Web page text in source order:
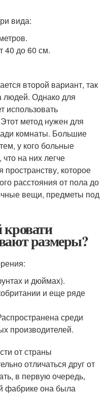
вида:
40 до 60 см.
второй вариант, так
людей. Однако для
использовать
метод нужен для
комнаты. Большие
у кого больные
на них легче
пространству, которое
расстояния от пола до
вещи, предметы под
кровати
размеры?
и дюймах).
и еще ряде
среди
производителей.
от страны
отличаться друг от
в первую очередь,
фабрике она была